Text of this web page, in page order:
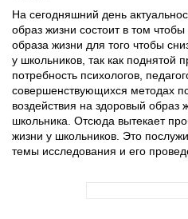
На сегодняшний день
образ жизни состоит в том
образа жизни для того чтобы
у школьников, так как поднятой
потребность психологов,
совершенствующихся методах
воздействия на здоровый
школьника. Отсюда вытекает
жизни у школьников. Это
темы исследования и его